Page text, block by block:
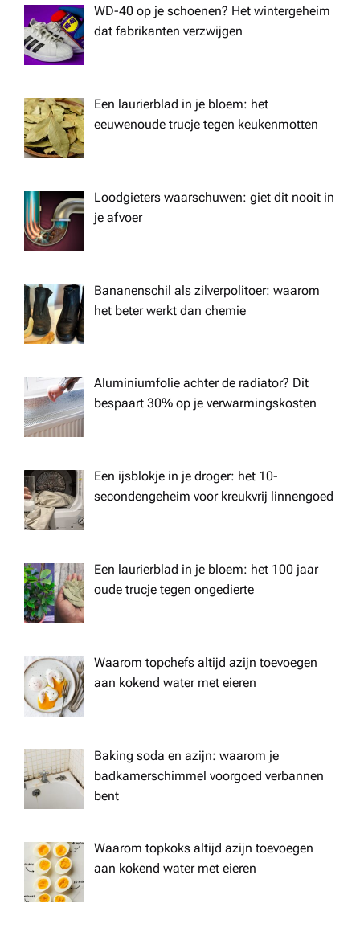
i
g
a
t
i
o
n
WD-40 op je schoenen? Het wintergeheim
dat fabrikanten verzwijgen
Een laurierblad in je bloem: het
eeuwenoude trucje tegen keukenmotten
Loodgieters waarschuwen: giet dit nooit in
je afvoer
Bananenschil als zilverpolitoer: waarom
het beter werkt dan chemie
Aluminiumfolie achter de radiator? Dit
bespaart 30% op je verwarmingskosten
Een ijsblokje in je droger: het 10-
secondengeheim voor kreukvrij linnengoed
Een laurierblad in je bloem: het 100 jaar
oude trucje tegen ongedierte
Waarom topchefs altijd azijn toevoegen
aan kokend water met eieren
Baking soda en azijn: waarom je
badkamerschimmel voorgoed verbannen
bent
Waarom topkoks altijd azijn toevoegen
aan kokend water met eieren